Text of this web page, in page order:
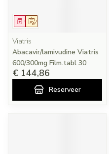
Op voorschrift
Geneesmiddel
Viatris
Abacavir/lamivudine Viatris
600/300mg Film.tabl 30
€ 144,86
Reserveer